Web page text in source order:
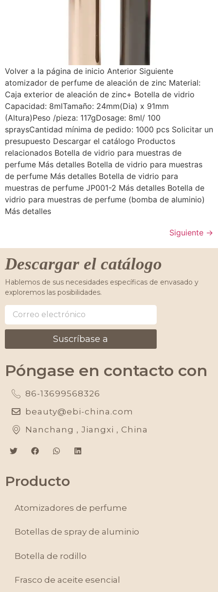
Volver a la página de inicio Anterior Siguiente
atomizador de perfume de aleación de zinc Material:
Caja exterior de aleación de zinc+ Botella de vidrio
Capacidad: 8mlTamaño: 24mm(Dia) x 91mm
(Altura)Peso /pieza: 117gDosage: 8ml/ 100
spraysCantidad mínima de pedido: 1000 pcs Solicitar un
presupuesto Descargar el catálogo Productos
relacionados Botella de vidrio para muestras de
perfume Más detalles Botella de vidrio para muestras
de perfume Más detalles Botella de vidrio para
muestras de perfume JP001-2 Más detalles Botella de
vidrio para muestras de perfume (bomba de aluminio)
Más detalles
Siguiente →
Descargar el catálogo
Hablemos de sus necesidades específicas de envasado y
exploremos las posibilidades.
Suscríbase a
Póngase en contacto con
86-13699568326
beauty@ebi-china.com
Nanchang , Jiangxi , China
Producto
Atomizadores de perfume
Botellas de spray de aluminio
Botella de rodillo
Frasco de aceite esencial